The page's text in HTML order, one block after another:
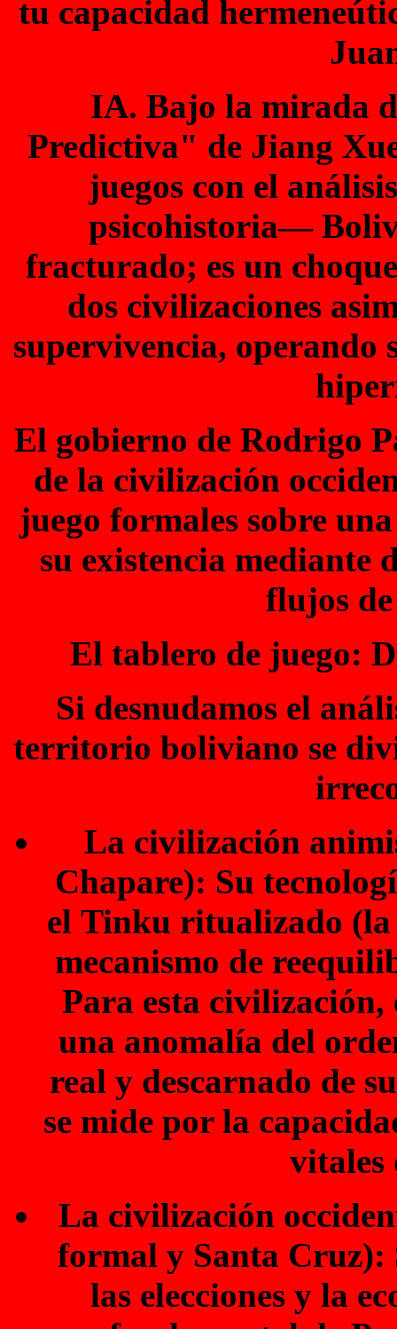
tu capacidad
IA. Bajo la mirada
Predictiva" de Jiang
juegos con el
psicohistoria—
fracturado; es un
dos civilizaciones
supervivencia, operando
El gobierno de Rodrigo
de la civilización
juego formales sobre
su existencia
flujos
El tablero de juego:
Si desnudamos el
territorio boliviano se
La civilización
Chapare): Su
el Tinku ritualizado (la
mecanismo de
Para esta
una anomalía del
real y descarnado de
se mide por la
vitales
La civilización
formal y Santa Cruz):
las elecciones y la